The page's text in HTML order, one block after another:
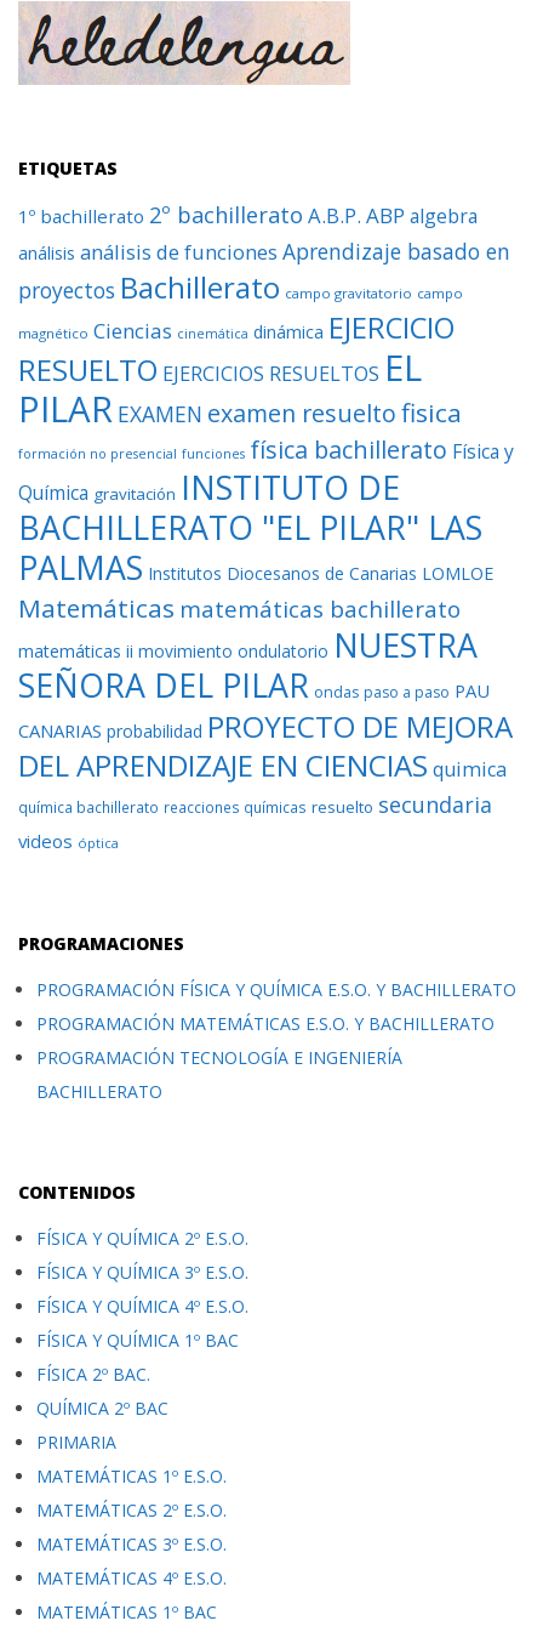
ETIQUETAS
1º bachillerato 2º bachillerato A.B.P. ABP algebra
análisis análisis de funciones Aprendizaje basado en
proyectos Bachillerato campo gravitatorio campo
magnético Ciencias cinemática dinámica EJERCICIO
RESUELTO EJERCICIOS RESUELTOS EL
PILAR EXAMEN examen resueltofisica
formación no presencial funciones física bachillerato Física y
Química gravitación INSTITUTO DE
BACHILLERATO "EL PILAR" LAS
PALMAS Institutos Diocesanos de Canarias LOMLOE
Matemáticas matemáticas bachillerato
matemáticas ii movimiento ondulatorio NUESTRA
SEÑORA DEL PILAR ondas paso a paso PAU
CANARIAS probabilidad PROYECTO DE MEJORA
DEL APRENDIZAJE EN CIENCIAS quimica
química bachillerato reacciones químicas resuelto secundaria
videos óptica
PROGRAMACIONES
PROGRAMACIÓN FÍSICA Y QUÍMICA E.S.O. Y BACHILLERATO
PROGRAMACIÓN MATEMÁTICAS E.S.O. Y BACHILLERATO
PROGRAMACIÓN TECNOLOGÍA E INGENIERÍA
BACHILLERATO
CONTENIDOS
FÍSICA Y QUÍMICA 2º E.S.O.
FÍSICA Y QUÍMICA 3º E.S.O.
FÍSICA Y QUÍMICA 4º E.S.O.
FÍSICA Y QUÍMICA 1º BAC
FÍSICA 2º BAC.
QUÍMICA 2º BAC
PRIMARIA
MATEMÁTICAS 1º E.S.O.
MATEMÁTICAS 2º E.S.O.
MATEMÁTICAS 3º E.S.O.
MATEMÁTICAS 4º E.S.O.
MATEMÁTICAS 1º BAC